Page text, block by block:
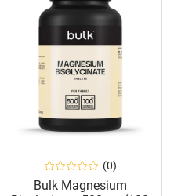
(0)
Bulk Magnesium